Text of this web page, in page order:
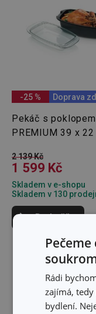
-25 % Doprava
Pekáč s poklopem
PREMIUM 39 x 22
2 139 Kč
1 599 Kč
Skladem v e-shopu
Skladem v 130
Do košíku
Rádi
zajímá,
bydlení.